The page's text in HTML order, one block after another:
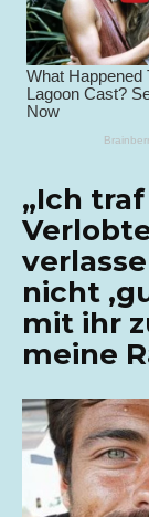
„Ich
nicht
mit ihr
meine